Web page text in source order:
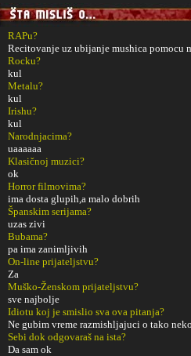
RAPu?
Recitovanje uz ubijanje mushica pomocu
Rocku?
kul
Metalu?
kul
Irishu?
kul
Narodnjacima?
uaaaaaa
Klasičnoj muzici?
ok
Horror filmovima?
ima dosta glupih,a malo dobrih
Španskim serijama?
uzas zivi
Bubama?
pa ima zanimljivih
On-line prijateljstvu?
Za
Muško-Ženskom prijateljstvu?
sve najbolje
Idiotu koj je smislio sva ova pitanja?
Ne gubim vreme razmishljajuci o tako
Sebi dok odgovaraš na ista?
Da sam ok